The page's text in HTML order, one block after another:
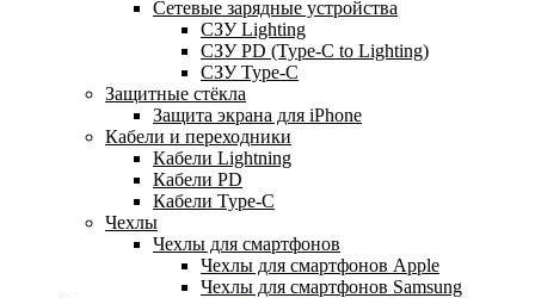
Сетевые зарядные устройства
СЗУ Lighting
СЗУ PD (Type-C to Lighting)
СЗУ Type-C
Защитные стёкла
Защита экрана для iPhone
Кабели и переходники
Кабели Lightning
Кабели PD
Кабели Type-C
Чехлы
Чехлы для смартфонов
Чехлы для смартфонов Apple
Чехлы для смартфонов Samsung